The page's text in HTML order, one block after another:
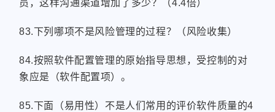
员，这样沟通渠道增加了多少？（4.4倍）
83.下列哪项不是风险管理的过程？（风险收集）
84.按照软件配置管理的原始指导思想，受控制的对
象应是（软件配置项）。
85.下面（易用性）不是人们常用的评价软件质量的4